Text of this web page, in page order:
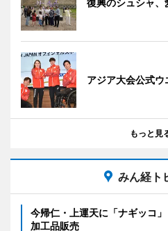
アジア大会公式
もっと見
みん経ト
今帰仁・上運天に「ナギッコ
加工品販売